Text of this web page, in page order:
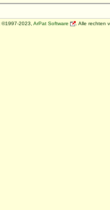
2023, ArPat Software . Alle rechten